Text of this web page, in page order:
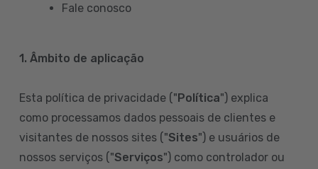
Fale conosco
1. Âmbito de aplicação
Esta política de privacidade ("Política") explica
como processamos dados pessoais de clientes e
visitantes de nossos sites ("Sites") e usuários de
nossos serviços ("Serviços") como controlador ou